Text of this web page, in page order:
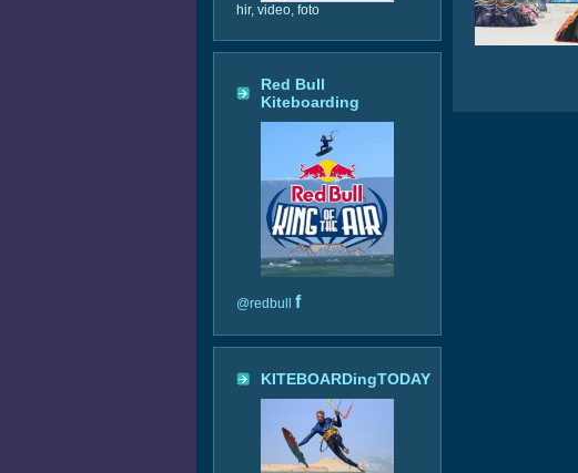
hir, video, foto
Red Bull
Kiteboarding
@redbull f
KITEBOARDingTODAY